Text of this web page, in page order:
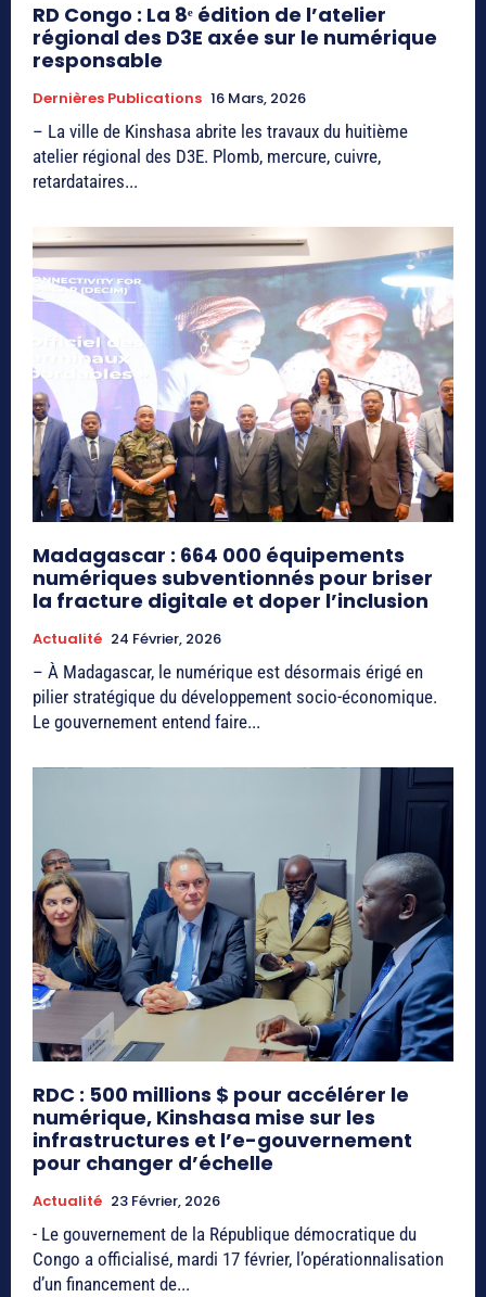
RD Congo : La 8ᵉ édition de l’atelier
régional des D3E axée sur le numérique
responsable
Dernières Publications 16 Mars, 2026
– La ville de Kinshasa abrite les travaux du huitième
atelier régional des D3E. Plomb, mercure, cuivre,
retardataires...
Madagascar : 664 000 équipements
numériques subventionnés pour briser
la fracture digitale et doper l’inclusion
Actualité 24 Février, 2026
– À Madagascar, le numérique est désormais érigé en
pilier stratégique du développement socio-économique.
Le gouvernement entend faire...
RDC : 500 millions $ pour accélérer le
numérique, Kinshasa mise sur les
infrastructures et l’e-gouvernement
pour changer d’échelle
Actualité 23 Février, 2026
- Le gouvernement de la République démocratique du
Congo a officialisé, mardi 17 février, l’opérationnalisation
d’un financement de...